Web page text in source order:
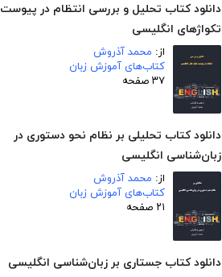
دانلود کتاب تحلیل و بررسی انتظام در پیوست
تکواژهای انگلیسی
از: محمد آذروش
کتاب‌های آموزش زبان
۳۷ صفحه
دانلود کتاب تحلیلی بر نظام نحو دستوری در
زبان‌شناسی انگلیسی
از: محمد آذروش
کتاب‌های آموزش زبان
۲۱ صفحه
دانلود کتاب جستاری بر زبان‌شناسی انگلیسی